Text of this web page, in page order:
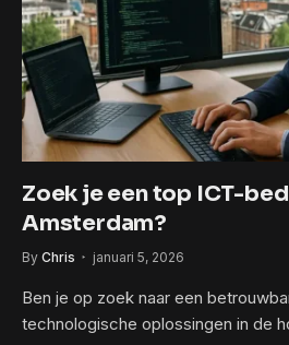
Zoek je een top ICT-
Amsterdam?
By Chris januari 5, 2026
Ben je op zoek naar een
technologische oplossingen in de